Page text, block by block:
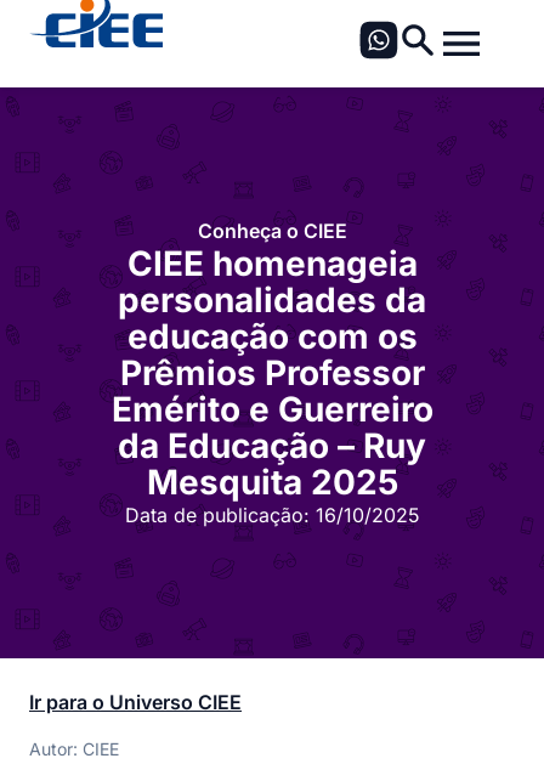
Conheça o CIEE
CIEE homenageia
personalidades da
educação com os
Prêmios Professor
Emérito e Guerreiro
da Educação – Ruy
Mesquita 2025
Data de publicação: 16/10/2025
Ir para o Universo CIEE
Autor: CIEE